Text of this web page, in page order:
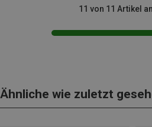
11 von 11 Artikel
Ähnliche wie zuletzt